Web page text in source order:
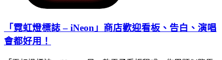
「霓虹燈標誌 – iNeon」商店歡迎看板、告白、演唱
會都好用！